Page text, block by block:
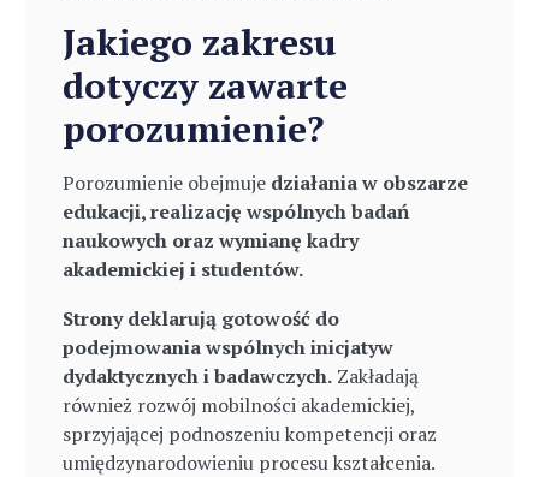
Jakiego zakresu
dotyczy zawarte
porozumienie?
Porozumienie obejmuje działania w obszarze
edukacji, realizację wspólnych badań
naukowych oraz wymianę kadry
akademickiej i studentów.
Strony deklarują gotowość do
podejmowania wspólnych inicjatyw
dydaktycznych i badawczych. Zakładają
również rozwój mobilności akademickiej,
sprzyjającej podnoszeniu kompetencji oraz
umiędzynarodowieniu procesu kształcenia.